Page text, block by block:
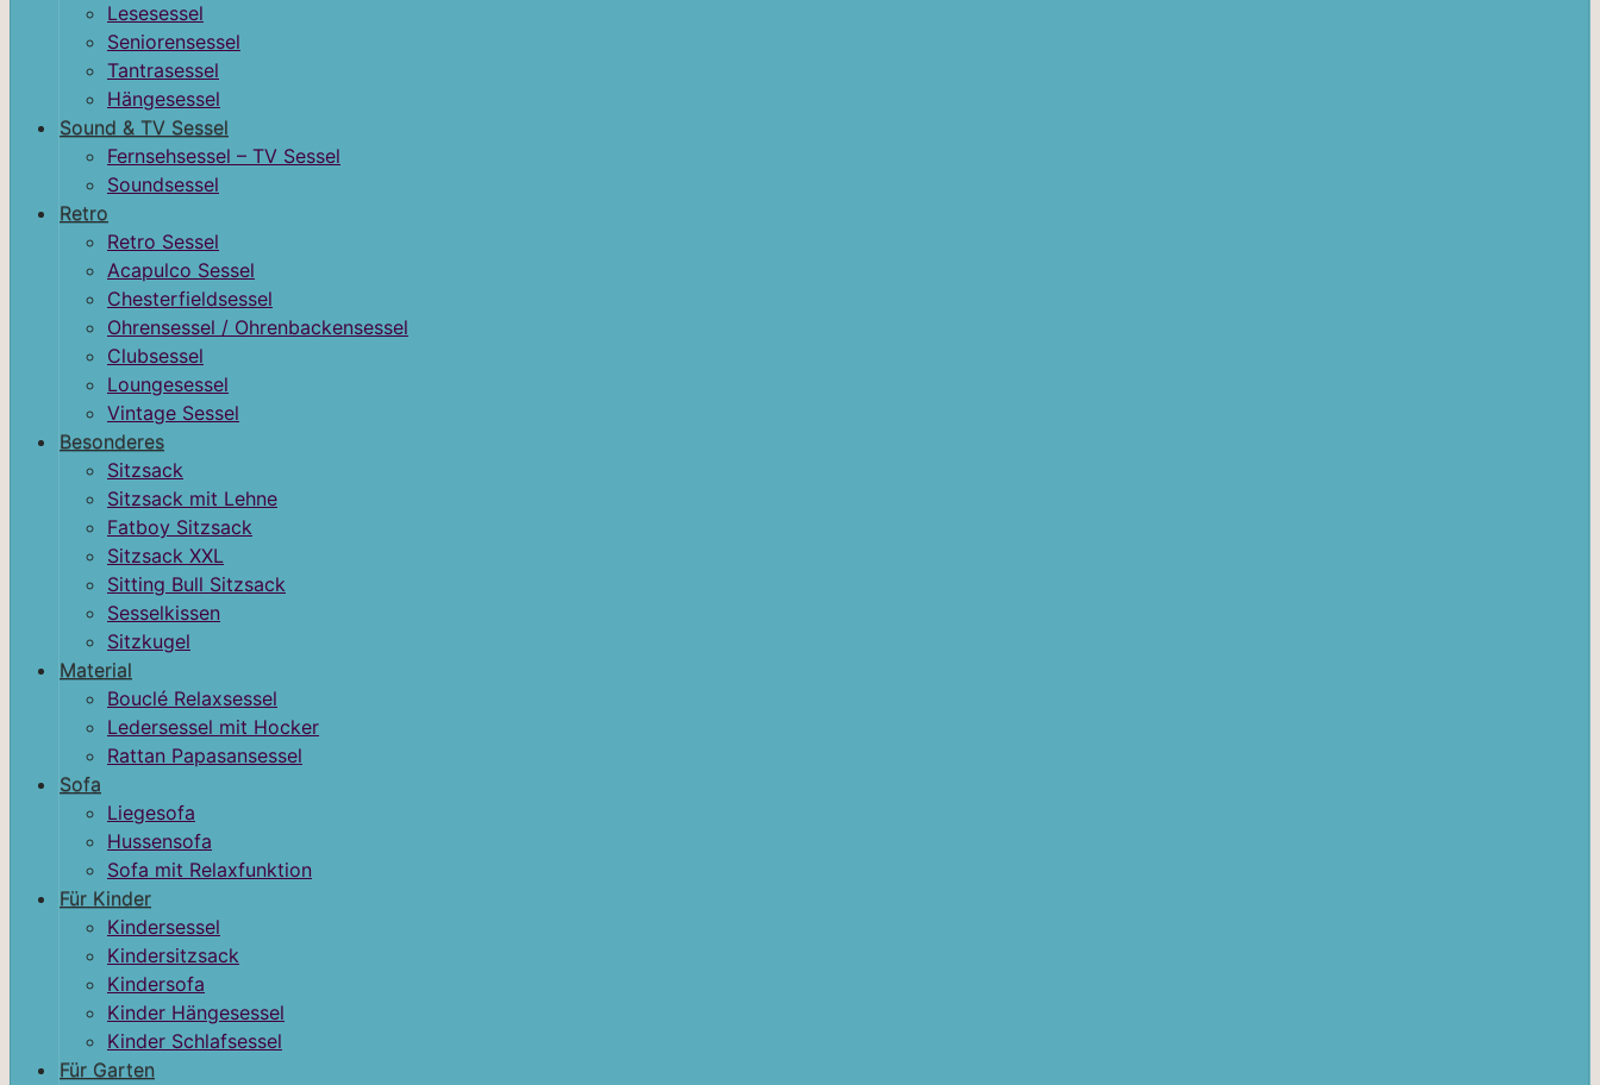
Lesesessel
Seniorensessel
Tantrasessel
Hängesessel
Sound & TV Sessel
Fernsehsessel – TV Sessel
Soundsessel
Retro
Retro Sessel
Acapulco Sessel
Chesterfieldsessel
Ohrensessel / Ohrenbackensessel
Clubsessel
Loungesessel
Vintage Sessel
Besonderes
Sitzsack
Sitzsack mit Lehne
Fatboy Sitzsack
Sitzsack XXL
Sitting Bull Sitzsack
Sesselkissen
Sitzkugel
Material
Bouclé Relaxsessel
Ledersessel mit Hocker
Rattan Papasansessel
Sofa
Liegesofa
Hussensofa
Sofa mit Relaxfunktion
Für Kinder
Kindersessel
Kindersitzsack
Kindersofa
Kinder Hängesessel
Kinder Schlafsessel
Für Garten